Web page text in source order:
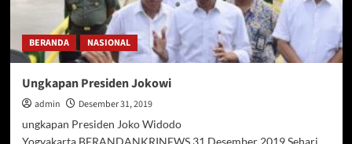
BERANDA NASIONAL
Ungkapan Presiden Jokowi
admin
Desember 31, 2019
ungkapan Presiden Joko Widodo
Yogyakarta,BERANDANKRINEWS 31 Desember 2019.Sehari